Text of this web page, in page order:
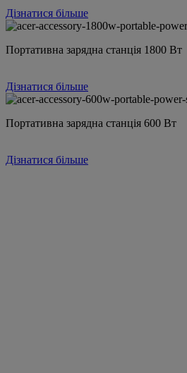
Дізнатися більше
Портативна зарядна станція 1800 Вт
Дізнатися більше
Портативна зарядна станція 600 Вт
Дізнатися більше